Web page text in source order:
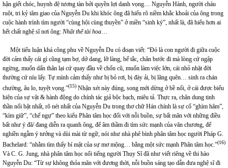
hận giết chóc, huynh đệ tương tàn bởi quyền lợi danh vọng… Nguyễn Hành, người cháu
ruột, tri kỷ tâm giao của Nguyễn Du khi khóc ông đã hiểu rõ niềm khắc khoải của ông trong
cuộc hành trình tìm người “cùng hội cùng thuyền” ở miền “sinh ký”, nhất là, đã hiểu hơn ai
hết chất nghệ sĩ nơi ông: Nhất thế tài hoa…
Một tiểu luận khá công phu về Nguyễn Du có đoạn viết: “Đó là con người đi giữa cuộc
đời cảm thấy cái gì cũng tạm bợ, dở dang, lỡ làng, bế tắc, chân bước đi mà lòng cứ ngập
ngừng, muốn dấn thân lại cứ quay đầu về chốn cũ, muốn làm việc lớn, cái nhỏ nhặt đời
thường cứ níu lấy. Tự mình cảm thấy như bị bỏ rơi, bị đày ải, bị lãng quên… sinh ra chán
chường, âu lo, tuyệt vọng.”(15) Nhận xét này đúng, song mới dừng ở bề nổi, ở cái được biểu
hiện của sự vật & hành động do chính tác giả bộc bạch, miêu tả. Thực ra, chân dung tinh
thần nổi bật nhất, rõ nét nhất của Nguyễn Du trong thơ chữ Hán chính là sự cố “ghìm hãm”,
“kìm giữ”, “chế ngự” theo kiểu Phân tâm học đối với nỗi buồn, sự bất mãn với những điều
bất như ý đã/ đang diễn ra quanh ông, để âm thầm đi tìm sức mạnh của văn chương, để
nghiền ngẫm ý tưởng và dùi mài từ ngữ, nói như nhà phê bình phân tâm học người Pháp G.
Bachelard: “nhằm tìm thấy bí mật của sự mơ mộng… bằng một sức mạnh Phân tâm học.”(16)
Và C. G. Jung, nhà phân tâm học nổi tiếng người Thụy Sĩ đã như viết riêng về thi hào
Nguyễn Du: “Từ sự không thỏa mãn với đương thời, nỗi buồn sáng tạo dẫn đưa nghệ sĩ đi